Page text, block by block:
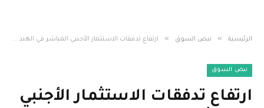
الرئيسية » نبض السوق » ارتفاع تدفقات الاستثمار الأجنبي المباشر في الهند بنسبة 18% إلى 35.18 مليار دولار في النصف الأول من السنة المالية 2026
نبض السوق
ارتفاع تدفقات الاستثمار الأجنبي